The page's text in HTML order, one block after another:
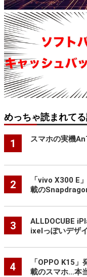
めっちゃ読まれて
1 スマホの実機
2
「vivo X300 E
載の
3
ALLDOCUBE
ixelっぽいデザ
4
「OPPO K15
載のスマホ…本